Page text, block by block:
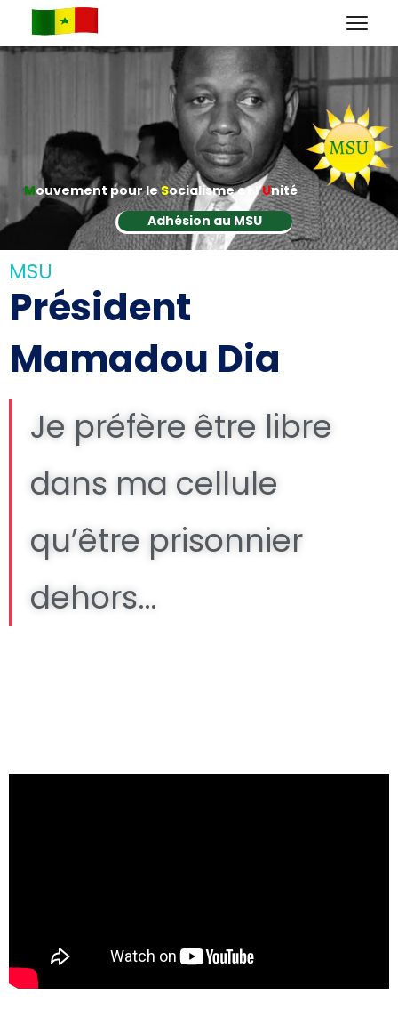
Mouvement pour leSocialisme et l'Unité
Adhésion au MSU
MSU
Président
Mamadou Dia
Je préfère être libre
dans ma cellule
qu’être prisonnier
dehors…